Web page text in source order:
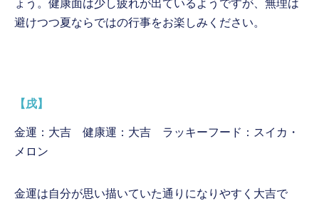
ょう。健康面は少し疲れが出ているようですが、無理は
避けつつ夏ならではの行事をお楽しみください。
【戌】
金運：大吉 健康運：大吉 ラッキーフード：スイカ・
メロン
金運は自分が思い描いていた通りになりやすく大吉で